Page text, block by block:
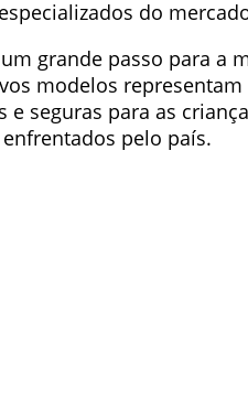
do
grande passo para
modelos
e seguras para as
pelo país.